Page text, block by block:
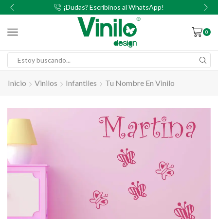
¡Dudas? Escribinos al WhatsApp!
0
Inicio Vinilos Infantiles Tu Nombre En Vinilo